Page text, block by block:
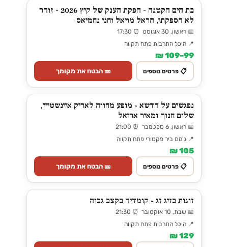
בת הים הקטנה - הפקת הענק של קיץ 2026 - זוהר
לא הספקתי, הראל מויאל וחני נחמיאס
📅 ראשון, 30 אוגוסט ⏰ 17:30
📍 היכל התרבות פתח תקווה
99–109 ₪
📋 פרטים נוספים 🎫 הבטח את מקומך
נפגשים על הדשא - מופע מחווה לאריק איינשטיין,
שלום חנוך ומאיר אריאל
📅 ראשון, 6 ספטמבר ⏰ 21:00
📍 ג'מס ביר פקטורי פתח תקווה
105 ₪
📋 פרטים נוספים 🎫 הבטח את מקומך
זוגות בזיג זג - קומדיה בקצב גבוה
📅 שבת, 10 אוקטובר ⏰ 21:30
📍 היכל התרבות פתח תקווה
129 ₪